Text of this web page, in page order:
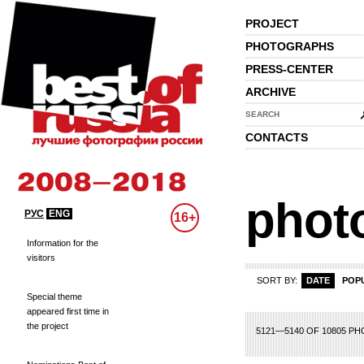
PROJECT
PHOTOGRAPHS
PRESS-CENTER
ARCHIVE
SEARCH
CONTACTS
РУС ENG 16+
Information for the
visitors
Special theme
appeared first time in
the project
SORT BY: DATE
5121—5140 OF 10805
234 235 243 244 245 246 247